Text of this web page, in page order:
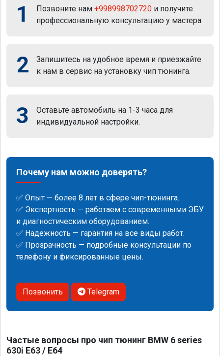
1 Позвоните нам +998998702720 и получите
профессиональную консультацию у мастера.
2
Запишитесь на удобное время и приезжайте
к нам в сервис на установку чип тюнинга.
3
Оставьте автомобиль на 1-3 часа для
индивидуальной настройки.
Почему нам можно доверять?
✅ Опыт — более 8 лет в сфере чип-тюнинга.
✅ Экспертность — работаем с современными ЭБУ
и диагностическим оборудованием.
✅ Надежность — гарантия на все виды работ.
✅ Прозрачность — подробные консультации по
телефону и фиксированные цены.
Позвонить Telegram
Частые вопросы про чип тюнинг BMW 6 series
630i E63 / E64